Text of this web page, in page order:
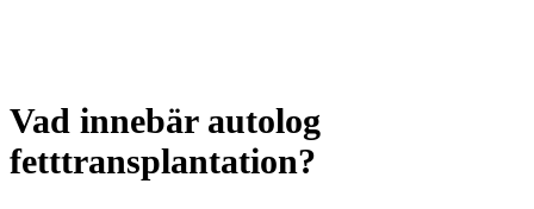
Vad innebär autolog
fetttransplantation?